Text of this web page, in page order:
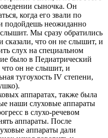
сыночка. Он
когда его звали по
подойдешь неожиданно
Мы сразу обратились
сказали, что он не слышит, и
слух на специальном
было в Педиатрический
что он не слышит, и
тугоухость IV степени,
аппаратах, также была
наши слуховые аппараты
в слухо-речевом
аппараты. После
аппараты дали